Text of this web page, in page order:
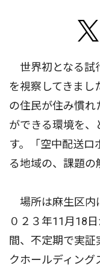
世界初となる試
を視察してきまし
の住民が住み慣れ
ができる環境を、
す。「空中配送
る地域の、課題の
場所は麻生区内
０２３年11月18
間、不定期で実証
クホールディン